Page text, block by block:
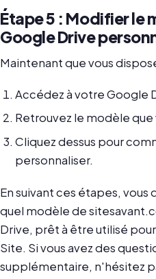
Étape 5 : Modifier le
Google Drive
Maintenant que vous
Accédez à votre Google
Retrouvez le modèle
Cliquez dessus pour
personnaliser.
En suivant ces étapes,
quel modèle de
Drive, prêt à être utilisé
Site. Si vous avez des
supplémentaire, n'hésitez